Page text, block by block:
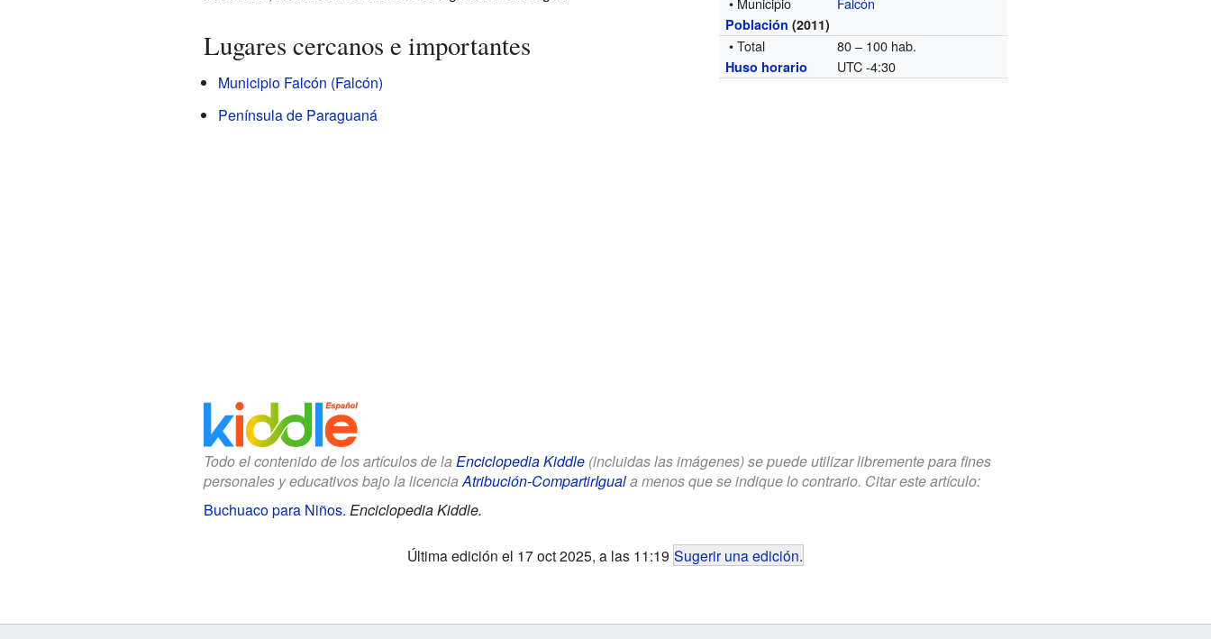
Población (2011)
• Total 80 – 100 hab.
Huso horario UTC -4:30
Lugares cercanos e importantes
Municipio Falcón (Falcón)
Península de Paraguaná
Todo el contenido de los artículos de la Enciclopedia Kiddle(incluidas las imágenes) se puede utilizar libremente para fines
personales y educativos bajo la licenciaAtribución-CompartirIguala menos que se indique lo contrario. Citar este artículo:
Buchuaco para Niños. Enciclopedia Kiddle.
Última edición el 17 oct 2025, a las 11:19 Sugerir una edición.